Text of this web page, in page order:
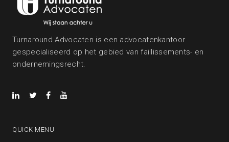
Turnaround Advocaten is een advocatenkantoor
gespecialiseerd op het gebied van faillissements- en
ondernemingsrecht.
QUICK MENU